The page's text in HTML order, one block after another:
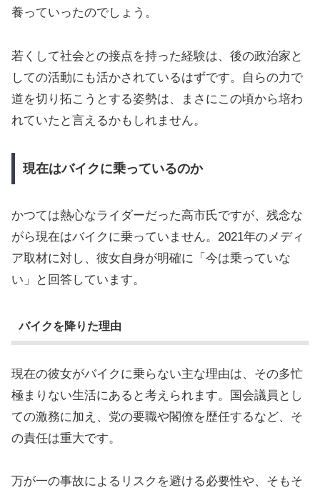
養っていったのでしょう。
若くして社会との接点を持った経験は、後の政治家と
しての活動にも活かされているはずです。自らの力で
道を切り拓こうとする姿勢は、まさにこの頃から培わ
れていたと言えるかもしれません。
現在はバイクに乗っているのか
かつては熱心なライダーだった高市氏ですが、残念な
がら現在はバイクに乗っていません。2021年のメディ
ア取材に対し、彼女自身が明確に「今は乗っていな
い」と回答しています。
バイクを降りた理由
現在の彼女がバイクに乗らない主な理由は、その多忙
極まりない生活にあると考えられます。国会議員とし
ての激務に加え、党の要職や閣僚を歴任するなど、そ
の責任は重大です。
万が一の事故によるリスクを避ける必要性や、そもそ